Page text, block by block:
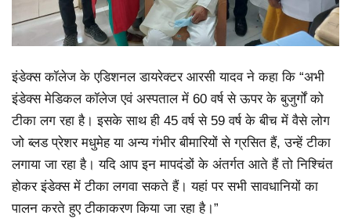
इंडेक्स कॉलेज के एडिशनल डायरेक्टर आरसी यादव ने कहा कि “अभी
इंडेक्स मेडिकल कॉलेज एवं अस्पताल में 60 वर्ष से ऊपर के बुजुर्गों को
टीका लग रहा है। इसके साथ ही 45 वर्ष से 59 वर्ष के बीच में वैसे लोग
जो ब्लड प्रेशर मधुमेह या अन्य गंभीर बीमारियों से ग्रसित हैं, उन्हें टीका
लगाया जा रहा है। यदि आप इन मापदंडों के अंतर्गत आते हैं तो निश्चिंत
होकर इंडेक्स में टीका लगवा सकते हैं। यहां पर सभी सावधानियों का
पालन करते हुए टीकाकरण किया जा रहा है।”